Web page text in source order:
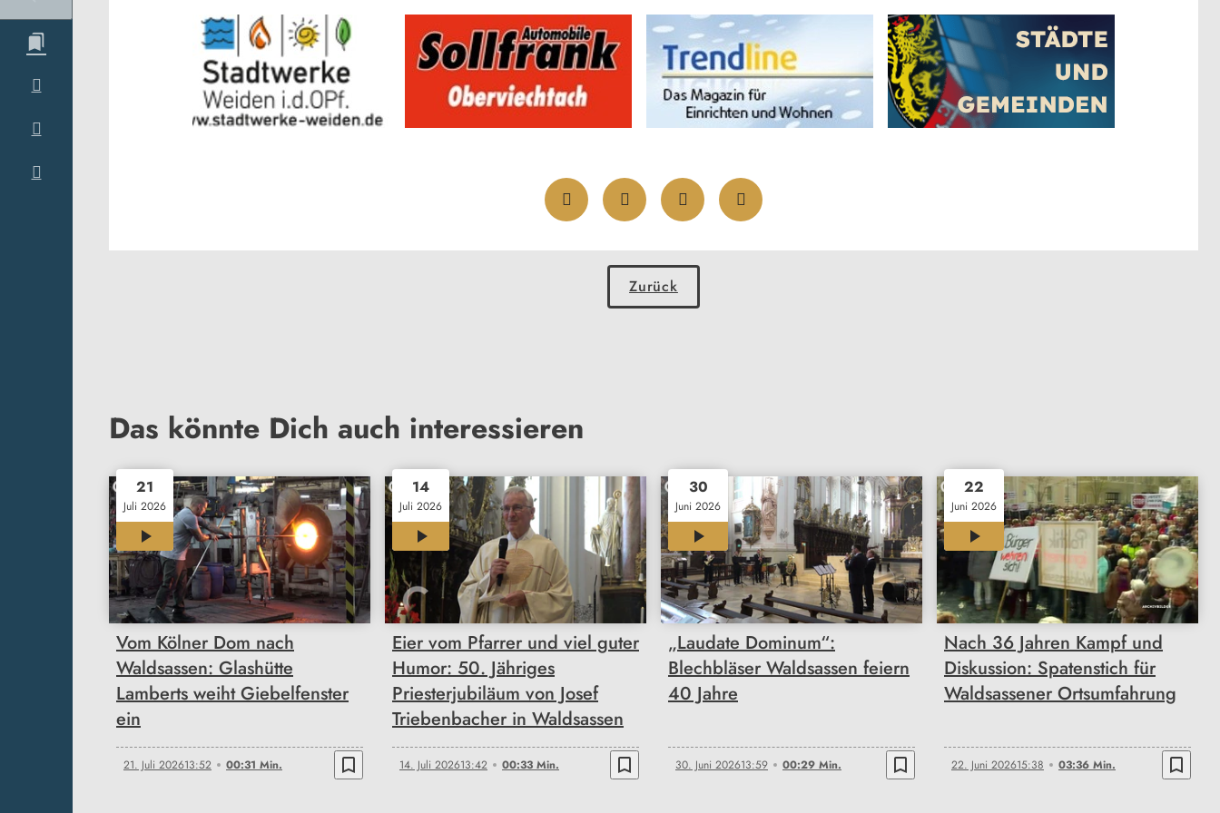
Zurück
Das könnte Dich auch interessieren
21
Juli 2026
00:31
Vom Kölner Dom nach
Waldsassen: Glashütte
Lamberts weiht Giebelfenster
ein
21. Juli 202613:52 00:31 Min. bookmark_border
14
Juli 2026
00:33
Eier vom Pfarrer und viel guter
Humor: 50. Jähriges
Priesterjubiläum von Josef
Triebenbacher in Waldsassen
14. Juli 202613:42 00:33 Min. bookmark_border
30
Juni 2026
00:29
„Laudate Dominum“:
Blechbläser Waldsassen feiern
40 Jahre
30. Juni 202613:59 00:29 Min. bookmark_border
22
Juni 2026
03:36
Nach 36 Jahren Kampf und
Diskussion: Spatenstich für
Waldsassener Ortsumfahrung
22. Juni 202615:38 03:36 Min. bookmark_border